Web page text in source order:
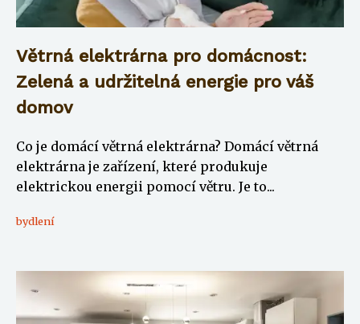
Větrná elektrárna pro domácnost:
Zelená a udržitelná energie pro váš
domov
Co je domácí větrná elektrárna? Domácí větrná
elektrárna je zařízení, které produkuje
elektrickou energii pomocí větru. Je to...
bydlení